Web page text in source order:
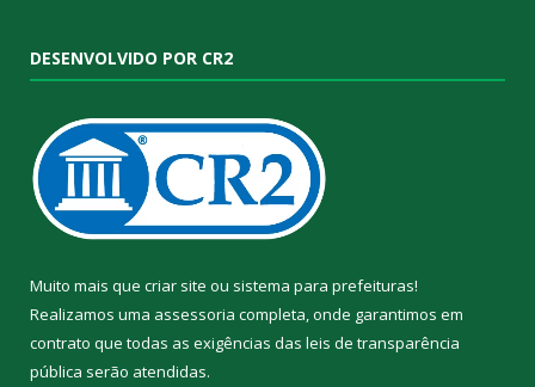
DESENVOLVIDO POR CR2
Muito mais que criar site ou sistema para prefeituras!
Realizamos uma assessoria completa, onde garantimos em
contrato que todas as exigências das leis de transparência
pública serão atendidas.